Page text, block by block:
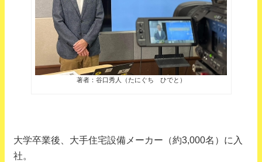
著者：谷口秀人（たにぐち ひでと）
大学卒業後、大手住宅設備メーカー（約3,000名）に入
社。